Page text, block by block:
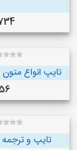
تایپ انواع
تایپ و